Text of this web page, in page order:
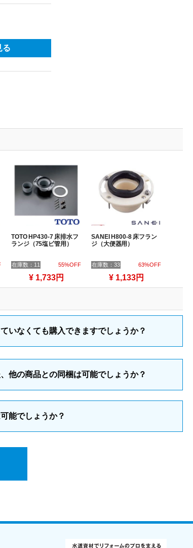
る
TOTO HP430-7 床排水フ
ランジ（75塩ビ管用）
在庫数：11 55%OFF
¥ 1,733円
SANEI H800-8 床フラン
ジ（大便器用）
在庫数：33 63%OFF
¥ 1,133円
いなくても購入できますでしょうか？
他の商品との同梱は可能でしょうか？
能でしょうか？